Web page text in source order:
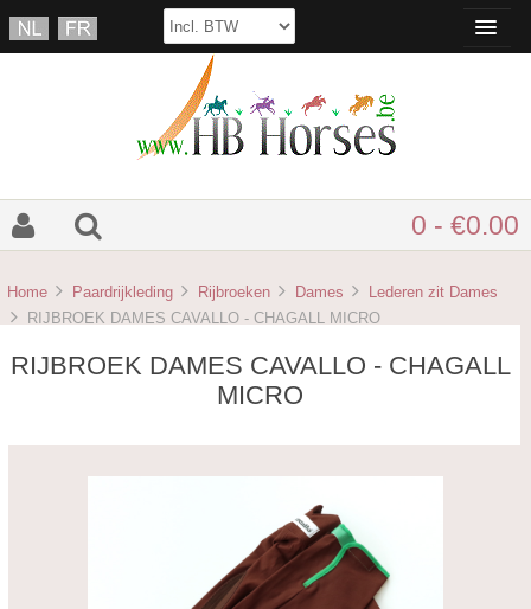
0 - €0.00
Home Paardrijkleding Rijbroeken Dames
Lederen zit Dames
RIJBROEK DAMES CAVALLO - CHAGALL MICRO
RIJBROEK DAMES CAVALLO - CHAGALL
MICRO